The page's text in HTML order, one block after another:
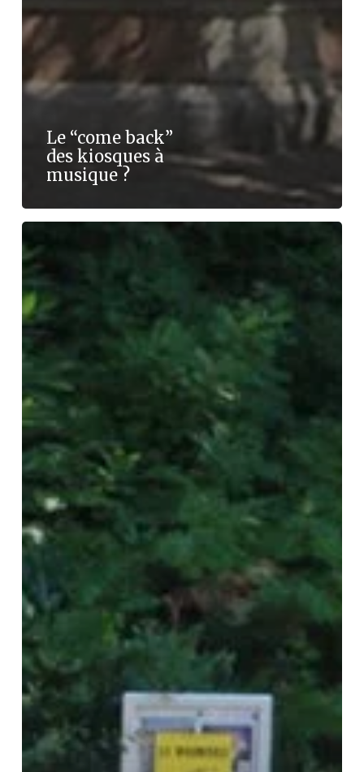
Le “come back”
des kiosques à
musique ?
Pas
d’été
sans
festivités
:
nous
avons
besoin
de